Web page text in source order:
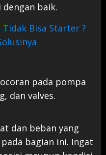
baik.
Tidak Bisa Starter ?
pada pompa
dan valves.
dan beban yang
bagian ini. Ingat